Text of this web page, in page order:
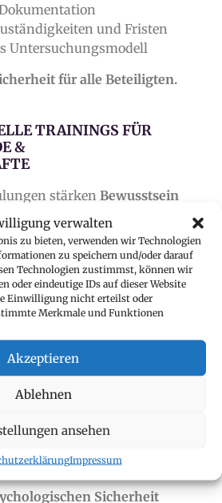
verwalten
zu bieten, verwenden wir Technologien
zu speichern und/oder darauf
Technologien zustimmst, können wir
oder eindeutige IDs auf dieser Website
Einwilligung nicht erteilst oder
Merkmale und Funktionen
Akzeptieren
Ablehnen
ansehen
Impressum
und Fristen
Untersuchungsmodell
für alle Beteiligten.
TRAININGS FÜR
&
stärken Bewusstsein
zu sexueller Belästigung
Prävention
zum Umgang
Macht, Grenzen und Respekt
fördertgemeinsames
SICHERHEIT
Sicherheit